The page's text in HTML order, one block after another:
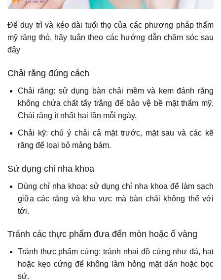
Để duy trì và kéo dài tuổi thọ của các phương pháp thẩm
mỹ răng thỏ, hãy tuân theo các hướng dẫn chăm sóc sau
đây
Chải răng đúng cách
Chải răng: sử dụng bàn chải mềm và kem đánh răng
không chứa chất tẩy trắng để bảo vệ bề mặt thẩm mỹ.
Chải răng ít nhất hai lần mỗi ngày.
Chải kỹ: chú ý chải cả mặt trước, mặt sau và các kẽ
răng để loại bỏ mảng bám.
Sử dụng chỉ nha khoa
Dùng chỉ nha khoa: sử dụng chỉ nha khoa để làm sạch
giữa các răng và khu vực mà bàn chải không thể với
tới.
Tránh các thực phẩm đưa đến mòn hoặc ố vàng
Tránh thực phẩm cứng: tránh nhai đồ cứng như đá, hạt
hoặc kẹo cứng để không làm hỏng mặt dán hoặc bọc
sứ.